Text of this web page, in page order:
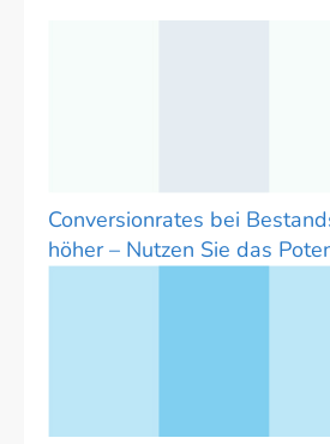
Conversionrates bei
höher – Nutzen Sie das